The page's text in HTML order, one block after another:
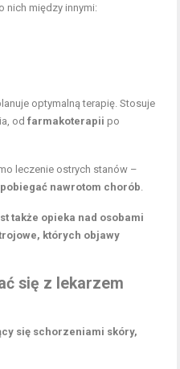
nich między innymi:
optymalną terapię. Stosuje
odfarmakoterapii po
leczenie ostrych stanów –
nawrotom chorób.
także opieka nad osobami
których objawy
się z lekarzem
się schorzeniami skóry,